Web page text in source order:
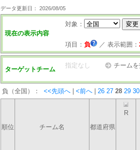
データ更新日： 2026/08/05
現在の表示内容
対象：
項目： 負 ／ 表示範囲：
ターゲットチーム
指定なし チーム
負（全国）： <<先頭へ <前へ 26 27 28 29 30
順位 チーム名 都道府県
R